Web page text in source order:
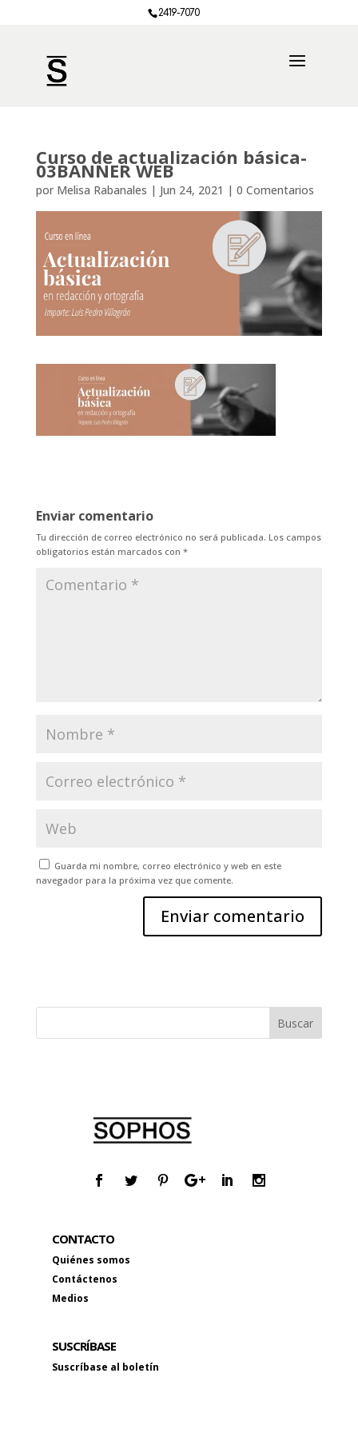
2419-7070
Curso de actualización básica-
03BANNER WEB
por Melisa Rabanales | Jun 24, 2021 | 0 Comentarios
Enviar comentario
Tu dirección de correo electrónico no será publicada. Los campos
obligatorios están marcados con *
Guarda mi nombre, correo electrónico y web en este
navegador para la próxima vez que comente.
CONTACTO
Quiénes somos
Contáctenos
Medios
SUSCRÍBASE
Suscríbase al boletín